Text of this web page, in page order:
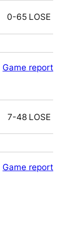
0-65 LOSE
Game report
7-48 LOSE
Game report